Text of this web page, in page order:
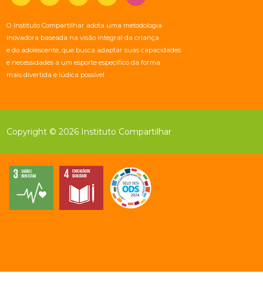
O Instituto Compartilhar adota uma metodologia
inovadora baseada na visão integral da criança
e do adolescente, que busca adaptar suas capacidades
e necessidades a um esporte específico da forma
mais divertida e lúdica possível
Copyright © 2026 Instituto Compartilhar